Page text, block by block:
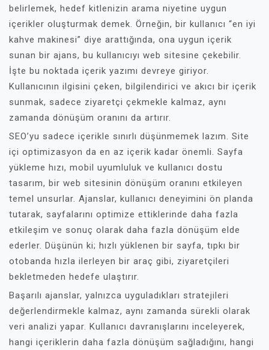
belirlemek, hedef kitlenizin arama niyetine uygun
içerikler oluşturmak demek. Örneğin, bir kullanıcı “en iyi
kahve makinesi” diye arattığında, ona uygun içerik
sunan bir ajans, bu kullanıcıyı web sitesine çekebilir.
İşte bu noktada içerik yazımı devreye giriyor.
Kullanıcının ilgisini çeken, bilgilendirici ve akıcı bir içerik
sunmak, sadece ziyaretçi çekmekle kalmaz, aynı
zamanda dönüşüm oranını da artırır.
SEO’yu sadece içerikle sınırlı düşünmemek lazım. Site
içi optimizasyon da en az içerik kadar önemli. Sayfa
yükleme hızı, mobil uyumluluk ve kullanıcı dostu
tasarım, bir web sitesinin dönüşüm oranını etkileyen
temel unsurlar. Ajanslar, kullanıcı deneyimini ön planda
tutarak, sayfalarını optimize ettiklerinde daha fazla
etkileşim ve sonuç olarak daha fazla dönüşüm elde
ederler. Düşünün ki; hızlı yüklenen bir sayfa, tıpkı bir
otobanda hızla ilerleyen bir araç gibi, ziyaretçileri
bekletmeden hedefe ulaştırır.
Başarılı ajanslar, yalnızca uyguladıkları stratejileri
değerlendirmekle kalmaz, aynı zamanda sürekli olarak
veri analizi yapar. Kullanıcı davranışlarını inceleyerek,
hangi içeriklerin daha fazla dönüşüm sağladığını, hangi